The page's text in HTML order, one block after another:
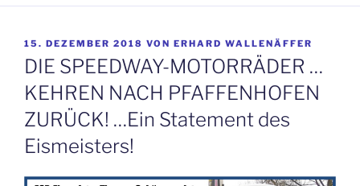
VERÖFFENTLICHT
AM
15. DEZEMBER 2018 VON ERHARD WALLENÄFFER
DIE SPEEDWAY-MOTORRÄDER …
KEHREN NACH PFAFFENHOFEN
ZURÜCK! …Ein Statement des
Eismeisters!